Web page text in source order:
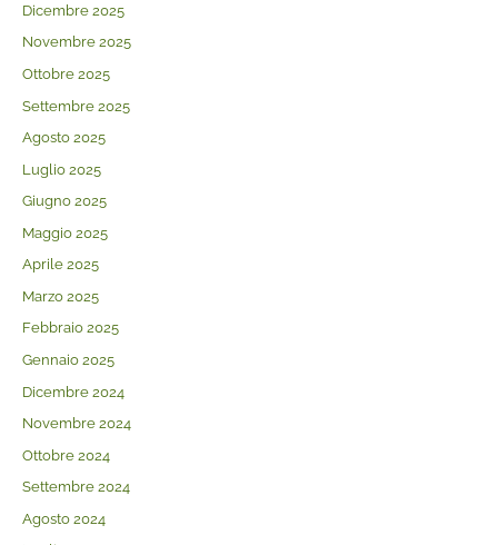
Dicembre 2025
Novembre 2025
Ottobre 2025
Settembre 2025
Agosto 2025
Luglio 2025
Giugno 2025
Maggio 2025
Aprile 2025
Marzo 2025
Febbraio 2025
Gennaio 2025
Dicembre 2024
Novembre 2024
Ottobre 2024
Settembre 2024
Agosto 2024